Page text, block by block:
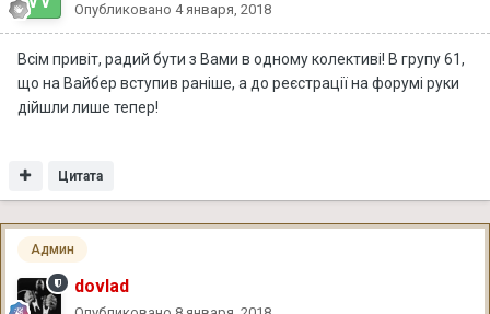
Опубликовано 4 января, 2018
Всім привіт, радий бути з Вами в одному колективі! В групу 61,
що на Вайбер вступив раніше, а до реєстрації на форумі руки
дійшли лише тепер!
Цитата
Админ
dovlad